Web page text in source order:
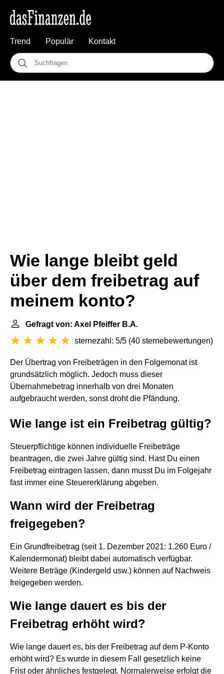
Trend Populär Kontakt
Wie lange bleibt geld
über dem freibetrag auf
meinem konto?
Gefragt von: Axel Pfeiffer B.A.
sternezahl: 5/5 (40 sternebewertungen)
Der Übertrag von Freibeträgen in den Folgemonat ist
grundsätzlich möglich. Jedoch muss dieser
Übernahmebetrag innerhalb von drei Monaten
aufgebraucht werden, sonst droht die Pfändung.
Wie lange ist ein Freibetrag gültig?
Steuerpflichtige können individuelle Freibeträge
beantragen, die zwei Jahre gültig sind. Hast Du einen
Freibetrag eintragen lassen, dann musst Du im Folgejahr
fast immer eine Steuererklärung abgeben.
Wann wird der Freibetrag
freigegeben?
Ein Grundfreibetrag (seit 1. Dezember 2021: 1.260 Euro /
Kalendermonat) bleibt dabei automatisch verfügbar.
Weitere Beträge (Kindergeld usw.) können auf Nachweis
freigegeben werden.
Wie lange dauert es bis der
Freibetrag erhöht wird?
Wie lange dauert es, bis der Freibetrag auf dem P-Konto
erhöht wird? Es wurde in diesem Fall gesetzlich keine
Frist oder ähnliches festgelegt. Normalerweise erfolgt die